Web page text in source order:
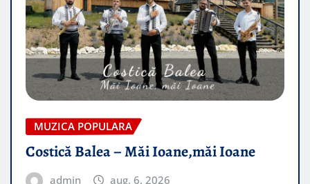
MUZICA POPULARA
Costică Balea – Măi Ioane,măi Ioane
admin aug. 6, 2026